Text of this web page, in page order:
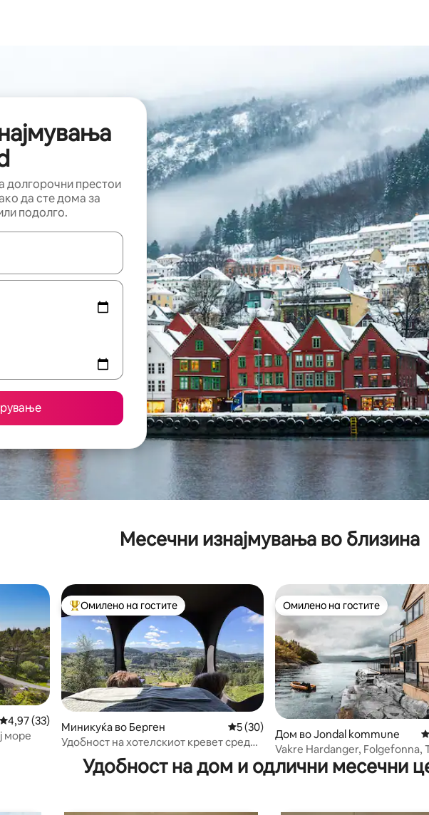
долгорочни престои
да сте дома за
подолго.
движете се со копчињата со стрелки нагоре и надолу или истражувајте со
Месечни изнајмувања во близина
гостите“
Просечна оцена: 4,97 од 5, 33 рецензии
4,97 (33)
море
Меѓу најуспешните „Омилени на гостите“
Омилено на гостите
Миникуќа во Берген Просечна оцена: 5 од 5, 30 рецензии
5 (30)
Удобност на хотелскиот кревет среде
природа - Birdbox Bergen
Омилено на гостите
Омилено на гостите
Дом во Jondal kommune
Vakre Hardanger, Folgefonna,
Jondal
Удобност на дом и одлични месечни